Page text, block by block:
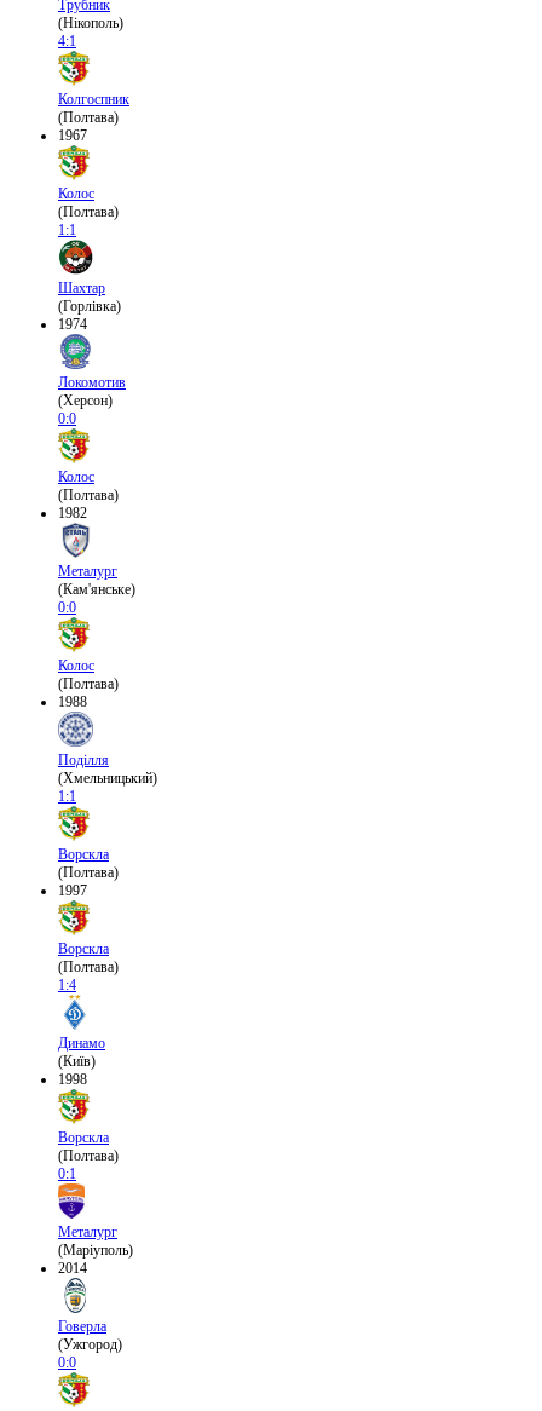
Трубник
(Нікополь)
4:1
Колгоспник
(Полтава)
1967
Колос
(Полтава)
1:1
Шахтар
(Горлівка)
1974
Локомотив
(Херсон)
0:0
Колос
(Полтава)
1982
Металург
(Кам'янське)
0:0
Колос
(Полтава)
1988
Поділля
(Хмельницький)
1:1
Ворскла
(Полтава)
1997
Ворскла
(Полтава)
1:4
Динамо
(Київ)
1998
Ворскла
(Полтава)
0:1
Металург
(Маріуполь)
2014
Говерла
(Ужгород)
0:0